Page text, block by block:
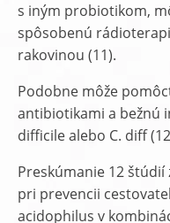
s iným probiotikom,
spôsobenú
rakovinou (11).
Podobne môže
antibiotikami a bežnú
difficile alebo C. diff
Preskúmanie 12
pri prevencii
acidophilus v